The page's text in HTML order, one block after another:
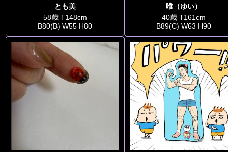
とも美
58歳 T148cm
B80(B) W55 H80
唯（ゆい）
40歳 T161cm
B89(C) W63 H90